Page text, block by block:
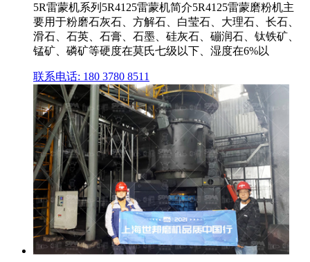
5R雷蒙机系列5R4125雷蒙机简介5R4125雷蒙磨粉机主
要用于粉磨石灰石、方解石、白莹石、大理石、长石、
滑石、石英、石膏、石墨、硅灰石、磞润石、钛铁矿、
锰矿、磷矿等硬度在莫氏七级以下、湿度在6%以
联系电话: 180 3780 8511